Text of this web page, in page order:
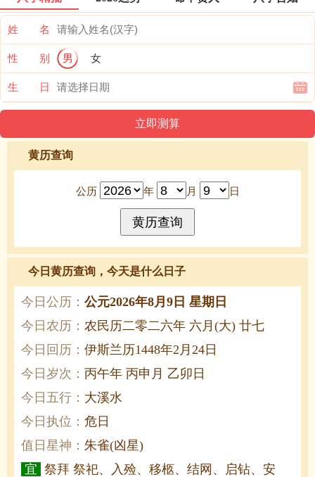
姓 名
性 别 男 女
生 日
黄历查询
公历 年 月 日
今日黄历查询，今天是什么日子
今日公历： 公元2026年8月9日 星期日
今日农历： 农民历二零二六年 六月(大) 廿七
今日回历： 伊斯兰历1448年2月24日
今日岁次： 丙午年 丙申月 乙卯日
今日五行： 大溪水
今日执位： 危日
值日星神： 朱雀(凶星)
宜 祭拜 祭祀、入殓、移柩、结网、启钻、安